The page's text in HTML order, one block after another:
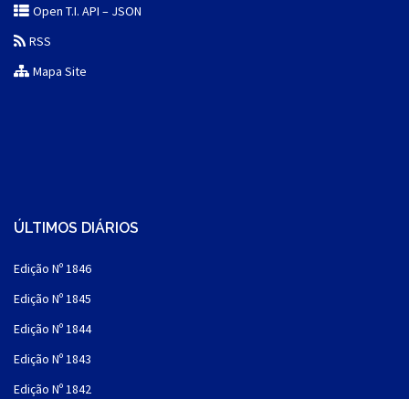
Open T.I. API – JSON
RSS
Mapa Site
ÚLTIMOS DIÁRIOS
Edição Nº 1846
Edição Nº 1845
Edição Nº 1844
Edição Nº 1843
Edição Nº 1842